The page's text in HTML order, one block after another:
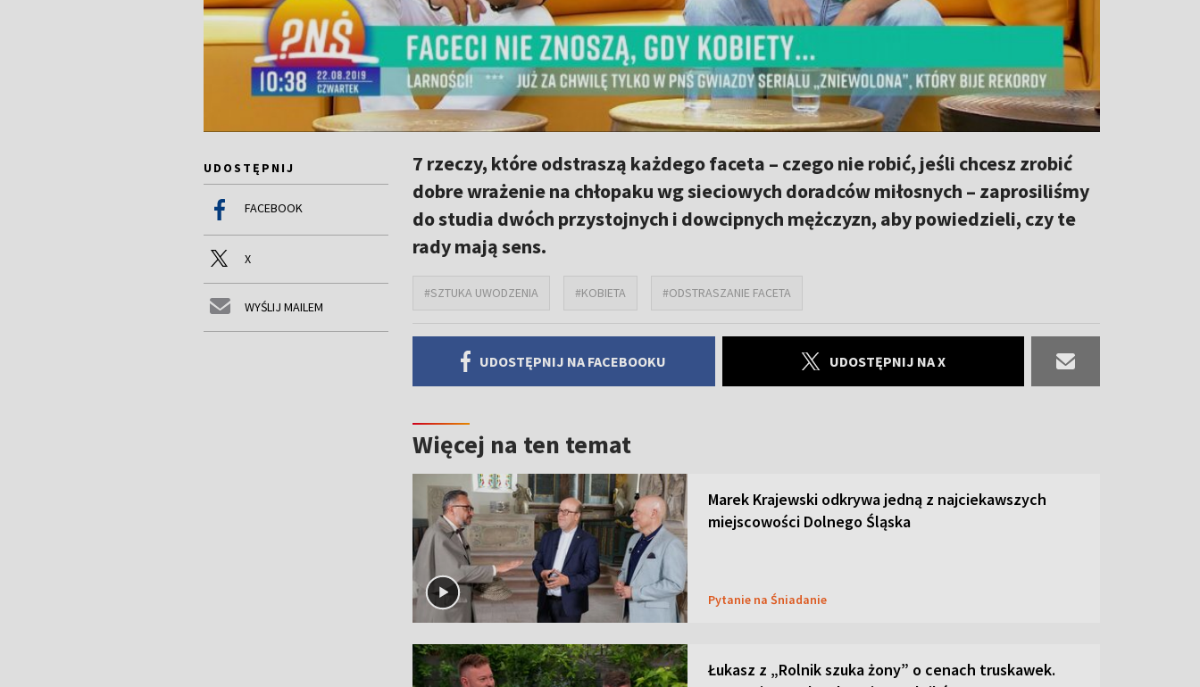
UDOSTĘPNIJ
FACEBOOK
X
WYŚLIJ MAILEM
7 rzeczy, które odstraszą każdego faceta – czego nie robić, jeśli chcesz zrobić
dobre wrażenie na chłopaku wg sieciowych doradców miłosnych – zaprosiliśmy
do studia dwóch przystojnych i dowcipnych mężczyzn, aby powiedzieli, czy te
rady mają sens.
#SZTUKA UWODZENIA #KOBIETA #ODSTRASZANIE FACETA
UDOSTĘPNIJ NA FACEBOOKU UDOSTĘPNIJ NA X
Więcej na ten temat
Marek Krajewski odkrywa jedną z najciekawszych
miejscowości Dolnego Śląska
Pytanie na Śniadanie
Łukasz z „Rolnik szuka żony” o cenach truskawek.